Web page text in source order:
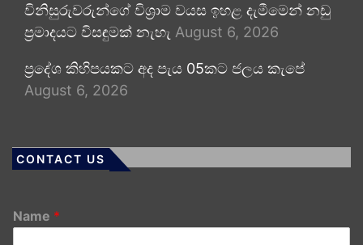
විනිසුරුවරුන්ගේ විශ්‍රාම වයස ඉහළ දැමීමෙන් නඩු
ප්‍රමාදයට විසඳුමක් නැහැ August 6, 2026
ප්‍රදේශ කිහිපයකට අද පැය 05කට ජලය කැපේ
August 6, 2026
CONTACT US
Name *